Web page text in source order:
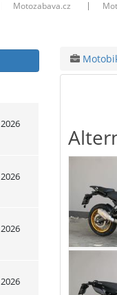
Motozabava.cz
2026
2026
2026
2026